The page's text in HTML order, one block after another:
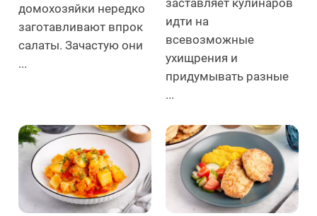
домохозяйки нередко
заготавливают впрок
салаты. Зачастую они
...
заставляет кулинаров
идти на
всевозможные
ухищрения и
придумывать разные
...